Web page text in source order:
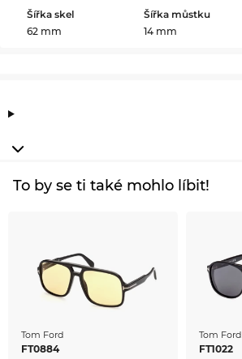
Šířka skel
62 mm
Šířka můstku
14 mm
To by se ti také mohlo líbit!
Tom Ford
FT0884
Tom Ford
FT1022